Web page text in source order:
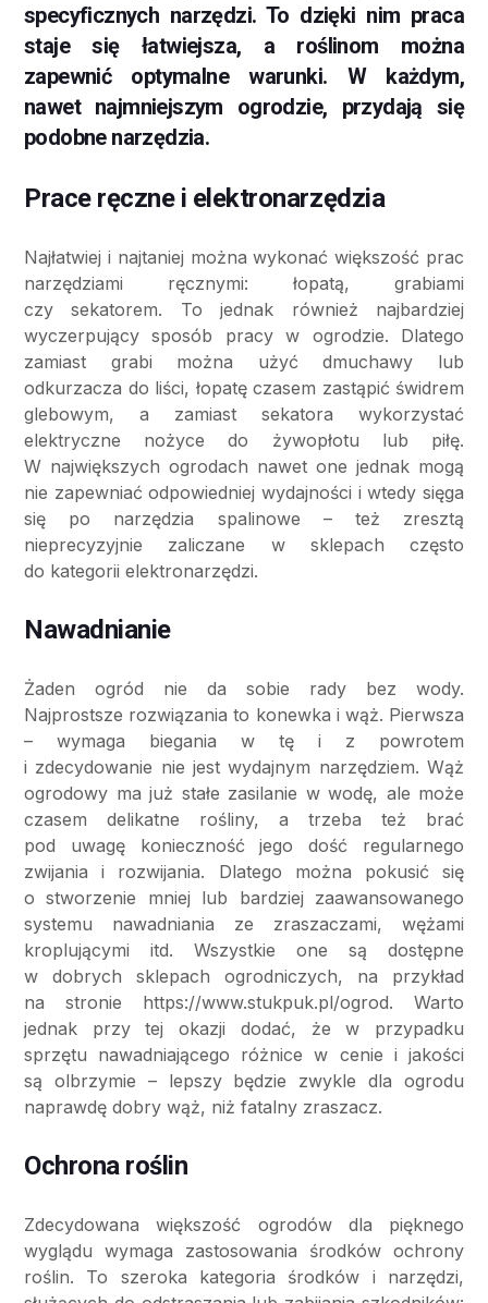
specyficznych narzędzi. To dzięki nim praca
staje się łatwiejsza, a roślinom można
zapewnić optymalne warunki. W każdym,
nawet najmniejszym ogrodzie, przydają się
podobne narzędzia.
Prace ręczne i elektronarzędzia
Najłatwiej i najtaniej można wykonać większość prac
narzędziami ręcznymi: łopatą, grabiami
czy sekatorem. To jednak również najbardziej
wyczerpujący sposób pracy w ogrodzie. Dlatego
zamiast grabi można użyć dmuchawy lub
odkurzacza do liści, łopatę czasem zastąpić świdrem
glebowym, a zamiast sekatora wykorzystać
elektryczne nożyce do żywopłotu lub piłę.
W największych ogrodach nawet one jednak mogą
nie zapewniać odpowiedniej wydajności i wtedy sięga
się po narzędzia spalinowe – też zresztą
nieprecyzyjnie zaliczane w sklepach często
do kategorii elektronarzędzi.
Nawadnianie
Żaden ogród nie da sobie rady bez wody.
Najprostsze rozwiązania to konewka i wąż. Pierwsza
– wymaga biegania w tę i z powrotem
i zdecydowanie nie jest wydajnym narzędziem. Wąż
ogrodowy ma już stałe zasilanie w wodę, ale może
czasem delikatne rośliny, a trzeba też brać
pod uwagę konieczność jego dość regularnego
zwijania i rozwijania. Dlatego można pokusić się
o stworzenie mniej lub bardziej zaawansowanego
systemu nawadniania ze zraszaczami, wężami
kroplującymi itd. Wszystkie one są dostępne
w dobrych sklepach ogrodniczych, na przykład
na stronie https://www.stukpuk.pl/ogrod. Warto
jednak przy tej okazji dodać, że w przypadku
sprzętu nawadniającego różnice w cenie i jakości
są olbrzymie – lepszy będzie zwykle dla ogrodu
naprawdę dobry wąż, niż fatalny zraszacz.
Ochrona roślin
Zdecydowana większość ogrodów dla pięknego
wyglądu wymaga zastosowania środków ochrony
roślin. To szeroka kategoria środków i narzędzi,